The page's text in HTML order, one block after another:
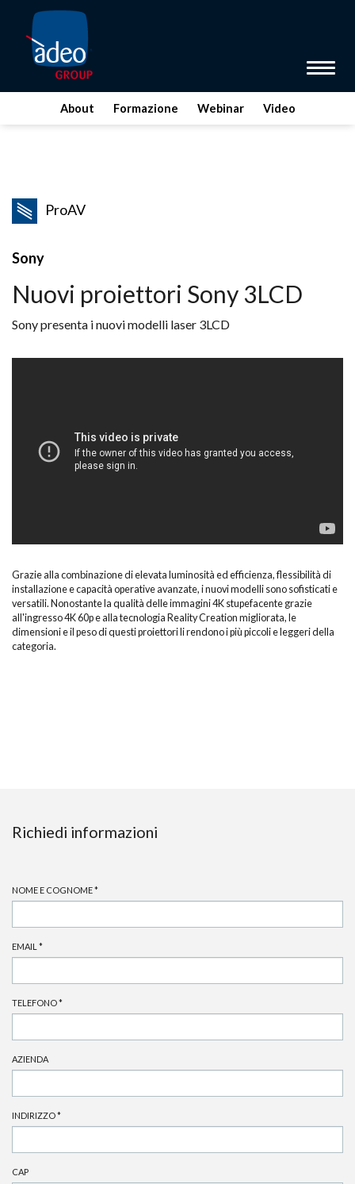
Toggle
About Formazione Webinar Video
ProAV
Sony
Nuovi proiettori Sony 3LCD
Sony presenta i nuovi modelli laser 3LCD
Benefit)
Grazie alla combinazione di elevata luminosità ed efficienza, flessibilità di
installazione e capacità operative avanzate, i nuovi modelli sono sofisticati e
versatili. Nonostante la qualità delle immagini 4K stupefacente grazie
all'ingresso 4K 60p e alla tecnologia Reality Creation migliorata, le
dimensioni e il peso di questi proiettori li rendono i più piccoli e leggeri della
categoria.
Richiedi informazioni
NOME E COGNOME*
EMAIL *
TELEFONO*
AZIENDA
INDIRIZZO*
CAP